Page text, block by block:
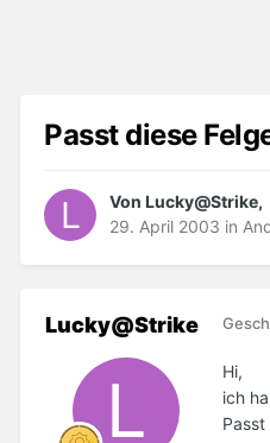
Passt diese
Von Lucky@Strike,
29. April 2003 in
Lucky@Strike
Hi,
ich